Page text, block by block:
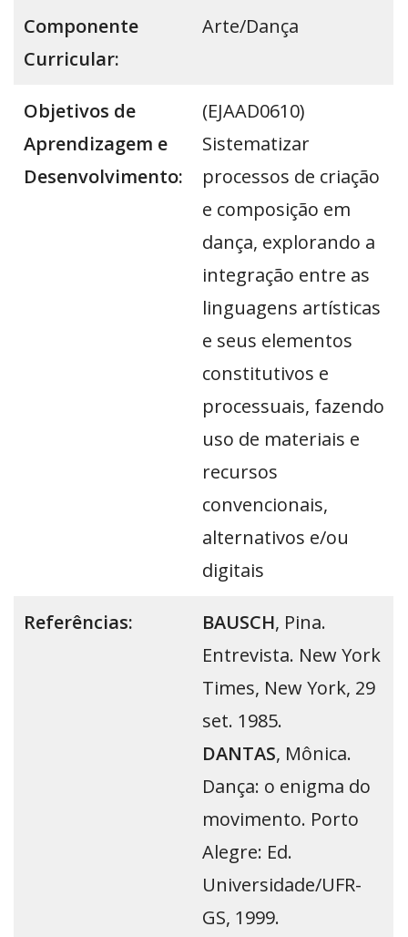
Componente
Curricular:
Arte/Dança
Objetivos de
Aprendizagem e
Desenvolvimento:
(EJAAD0610)
Sistematizar
processos de criação
e composição em
dança, explorando a
integração entre as
linguagens artísticas
e seus elementos
constitutivos e
processuais, fazendo
uso de materiais e
recursos
convencionais,
alternativos e/ou
digitais
Referências: BAUSCH, Pina.
Entrevista. New York
Times, New York, 29
set. 1985.
DANTAS, Mônica.
Dança: o enigma do
movimento. Porto
Alegre: Ed.
Universidade/UFR-
GS, 1999.